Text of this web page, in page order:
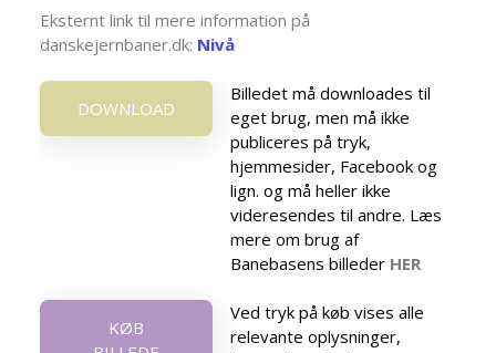
Eksternt link til mere information på
danskejernbaner.dk: Nivå
DOWNLOAD
Billedet må downloades til
eget brug, men må ikke
publiceres på tryk,
hjemmesider, Facebook og
lign. og må heller ikke
videresendes til andre. Læs
mere om brug af
Banebasens billeder HER
KØB
Ved tryk på køb vises alle
relevante oplysninger,